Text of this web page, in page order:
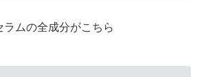
ムの全成分がこちら